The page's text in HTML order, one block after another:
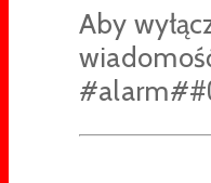
Aby
#alarm#